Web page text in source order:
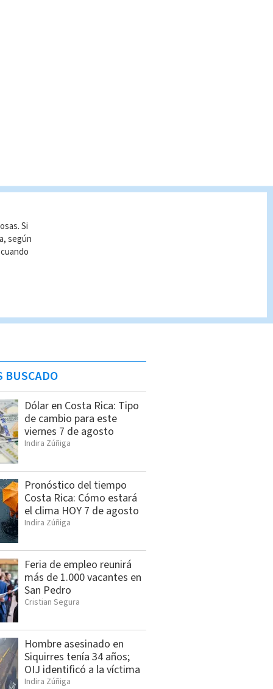
BUSCADO
Dólar en Costa Rica: Tipo
de cambio para este
viernes 7 de agosto
Indira Zúñiga
Pronóstico del tiempo
Costa Rica: Cómo estará
el clima HOY 7 de agosto
Indira Zúñiga
Feria de empleo reunirá
más de 1.000 vacantes en
San Pedro
Cristian Segura
Hombre asesinado en
Siquirres tenía 34 años;
OIJ identificó a la víctima
Indira Zúñiga
Si
según